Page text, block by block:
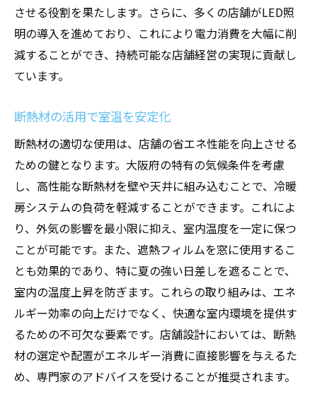
させる役割を果たします。さらに、多くの店舗がLED照
明の導入を進めており、これにより電力消費を大幅に削
減することができ、持続可能な店舗経営の実現に貢献し
ています。
断熱材の活用で室温を安定化
断熱材の適切な使用は、店舗の省エネ性能を向上させる
ための鍵となります。大阪府の特有の気候条件を考慮
し、高性能な断熱材を壁や天井に組み込むことで、冷暖
房システムの負荷を軽減することができます。これによ
り、外気の影響を最小限に抑え、室内温度を一定に保つ
ことが可能です。また、遮熱フィルムを窓に使用するこ
とも効果的であり、特に夏の強い日差しを遮ることで、
室内の温度上昇を防ぎます。これらの取り組みは、エネ
ルギー効率の向上だけでなく、快適な室内環境を提供す
るための不可欠な要素です。店舗設計においては、断熱
材の選定や配置がエネルギー消費に直接影響を与えるた
め、専門家のアドバイスを受けることが推奨されます。